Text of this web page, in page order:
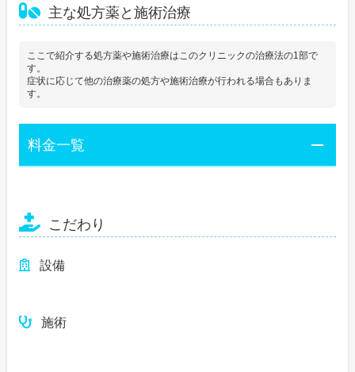
主な処方薬と施術治療
ここで紹介する処方薬や施術治療はこのクリニックの治療法の1部で
す。
症状に応じて他の治療薬の処方や施術治療が行われる場合もありま
す。
料金一覧
こだわり
設備
施術